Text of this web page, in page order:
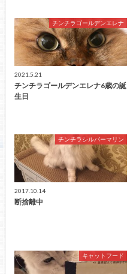
チンチラゴールデンエレナ
2021.5.21
チンチラゴールデンエレナ6歳の誕
生日
チンチラシルバーマリン
2017.10.14
断捨離中
キャットフード